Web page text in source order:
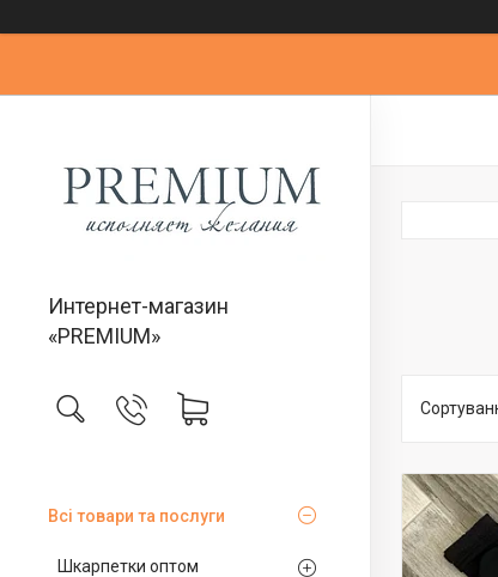
Интернет-магазин
«PREMIUM»
Всі товари та послуги
Шкарпетки оптом